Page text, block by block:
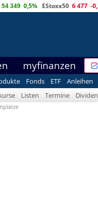
54 349 0,5% EStoxx50 6 477 -
myfinanzen
Fonds ETF Anleihen
Listen Termine